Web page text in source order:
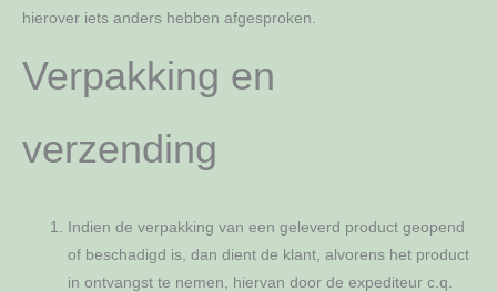
hierover iets anders hebben afgesproken.
Verpakking en
verzending
Indien de verpakking van een geleverd product geopend
of beschadigd is, dan dient de klant, alvorens het product
in ontvangst te nemen, hiervan door de expediteur c.q.